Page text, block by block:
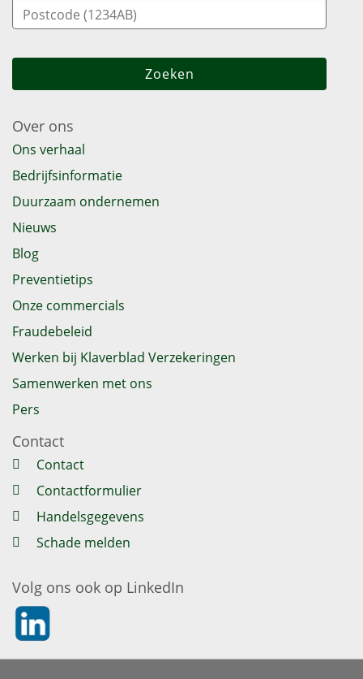
Over ons
Ons verhaal
Bedrijfsinformatie
Duurzaam ondernemen
Nieuws
Blog
Preventietips
Onze commercials
Fraudebeleid
Werken bij Klaverblad Verzekeringen
Samenwerken met ons
Pers
Contact
Contact
Contactformulier
Handelsgegevens
Schade melden
Volg ons ook op LinkedIn
https://nl.linkedin.com/company/klaverblad-